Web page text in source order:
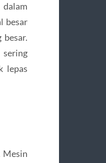
besar
besar.
lepas
Mesin